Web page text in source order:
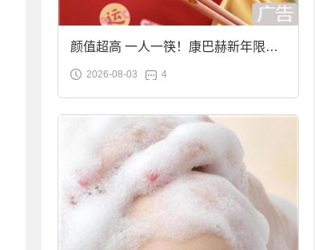
颜值超高 一人一筷！康巴赫新年限定
合金筷子大促：19.9元
2026-08-03 4